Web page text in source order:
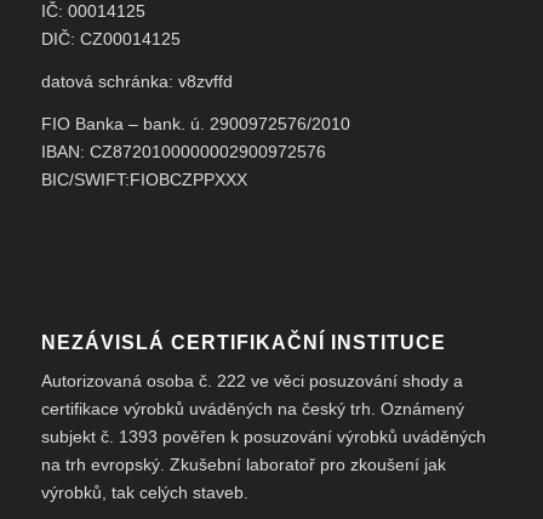
IČ: 00014125
DIČ: CZ00014125
datová schránka: v8zvffd
FIO Banka – bank. ú. 2900972576/2010
IBAN: CZ8720100000002900972576
BIC/SWIFT:FIOBCZPPXXX
NEZÁVISLÁ CERTIFIKAČNÍ INSTITUCE
Autorizovaná osoba č. 222 ve věci posuzování shody a
certifikace výrobků uváděných na český trh. Oznámený
subjekt č. 1393 pověřen k posuzování výrobků uváděných
na trh evropský. Zkušební laboratoř pro zkoušení jak
výrobků, tak celých staveb.